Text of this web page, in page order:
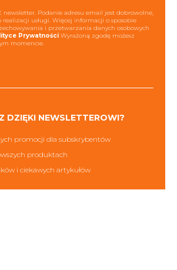
newsletter. Podanie adresu email jest dobrowolne,
usługi. Więcej informacji o sposobie
i przetwarzania danych osobowych
Prywatności Wyrażoną zgodę możesz
momencie.
DZIĘKI NEWSLETTEROWI?
promocji dla subskrybentów
produktach
i ciekawych artykułów